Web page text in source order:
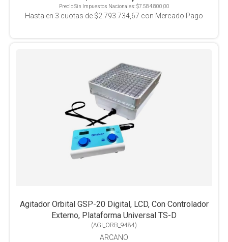
Precio Sin Impuestos Nacionales:$7.584.800,00
Hasta en 3 cuotas de $2.793.734,67 con Mercado Pago
Agitador Orbital GSP-20 Digital, LCD, Con Controlador
Externo, Plataforma Universal TS-D
(AGI_ORB_9484)
ARCANO